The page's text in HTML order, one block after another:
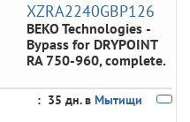
XZRA2240GBP126
BEKO Technologies -
Bypass for DRYPOINT
RA 750-960, complete.
: 35 дн. в Мытищи